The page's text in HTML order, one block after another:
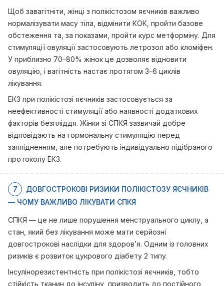
Щоб завагітніти, жінці з полікістозом яєчників важливо
нормалізувати масу тіла, відмінити КОК, пройти базове
обстеження та, за показами, пройти курс метформіну. Для
стимуляції овуляції застосовують летрозол або кломіфен.
У приблизно 70–80% жінок це дозволяє відновити
овуляцію, і вагітність настає протягом 3–6 циклів
лікування.
ЕКЗ при полікістозі яєчників застосовується за
неефективності стимуляції або наявності додаткових
факторів безпліддя. Жінки зі СПКЯ зазвичай добре
відповідають на гормональну стимуляцію перед
заплідненням, але потребують індивідуально підібраного
протоколу ЕКЗ.
7
ДОВГОСТРОКОВІ РИЗИКИ ПОЛІКІСТОЗУ ЯЄЧНИКІВ
— ЧОМУ ВАЖЛИВО ЛІКУВАТИ СПКЯ
СПКЯ — це не лише порушення менструального циклу, а
стан, який без лікування може мати серйозні
довгострокові наслідки для здоров’я. Одним із головних
ризиків є розвиток цукрового діабету 2 типу.
Інсулінорезистентність при полікістозі яєчників, тобто
стійкість тканин до інсуліну, призводить до постійного